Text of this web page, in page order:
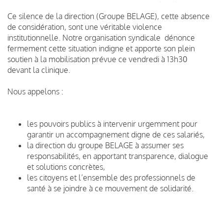
Ce silence de la direction (Groupe BELAGE), cette absence
de considération, sont une véritable violence
institutionnelle. Notre organisation syndicale dénonce
fermement cette situation indigne et apporte son plein
soutien à la mobilisation prévue ce vendredi à 13h30
devant la clinique.
Nous appelons :
les pouvoirs publics à intervenir urgemment pour
garantir un accompagnement digne de ces salariés,
la direction du groupe BELAGE à assumer ses
responsabilités, en apportant transparence, dialogue
et solutions concrètes,
les citoyens et l’ensemble des professionnels de
santé à se joindre à ce mouvement de solidarité.